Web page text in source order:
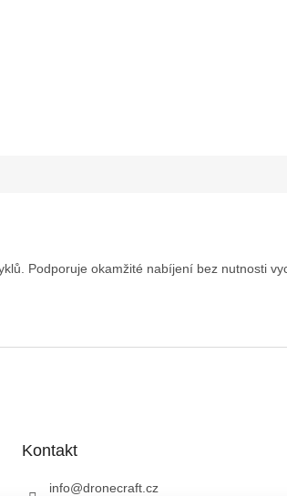
Podporuje okamžité nabíjení bez nutnosti
Kontakt
info@dronecraft.cz